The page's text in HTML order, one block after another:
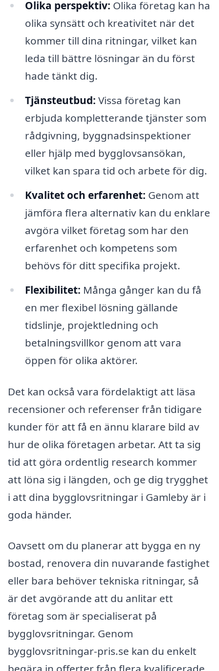
Olika perspektiv: Olika företag kan ha
olika synsätt och kreativitet när det
kommer till dina ritningar, vilket kan
leda till bättre lösningar än du först
hade tänkt dig.
Tjänsteutbud: Vissa företag kan
erbjuda kompletterande tjänster som
rådgivning, byggnadsinspektioner
eller hjälp med bygglovsansökan,
vilket kan spara tid och arbete för dig.
Kvalitet och erfarenhet: Genom att
jämföra flera alternativ kan du enklare
avgöra vilket företag som har den
erfarenhet och kompetens som
behövs för ditt specifika projekt.
Flexibilitet: Många gånger kan du få
en mer flexibel lösning gällande
tidslinje, projektledning och
betalningsvillkor genom att vara
öppen för olika aktörer.
Det kan också vara fördelaktigt att läsa
recensioner och referenser från tidigare
kunder för att få en ännu klarare bild av
hur de olika företagen arbetar. Att ta sig
tid att göra ordentlig research kommer
att löna sig i längden, och ge dig trygghet
i att dina bygglovsritningar i Gamleby är i
goda händer.
Oavsett om du planerar att bygga en ny
bostad, renovera din nuvarande fastighet
eller bara behöver tekniska ritningar, så
är det avgörande att du anlitar ett
företag som är specialiserat på
bygglovsritningar. Genom
bygglovsritningar-pris.se kan du enkelt